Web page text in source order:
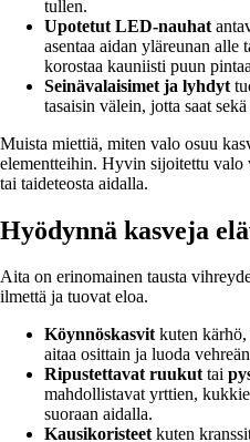
tullen.
Upotetut LED-nauhat
asentaa aidan yläreunan
korostaa kauniisti puun
Seinävalaisimet ja lyhdyt
tasaisin välein, jotta saat
Muista miettiä, miten valo osuu
elementteihin. Hyvin sijoitettu valo
tai taideteosta aidalla.
Hyödynnä kasveja
Aita on erinomainen tausta
ilmettä ja tuovat eloa.
Köynnöskasvitkuten
aitaa osittain ja luoda
Ripustettavat ruukuttai
mahdollistavat yrttien,
suoraan aidalla.
Kausikoristeetkuten